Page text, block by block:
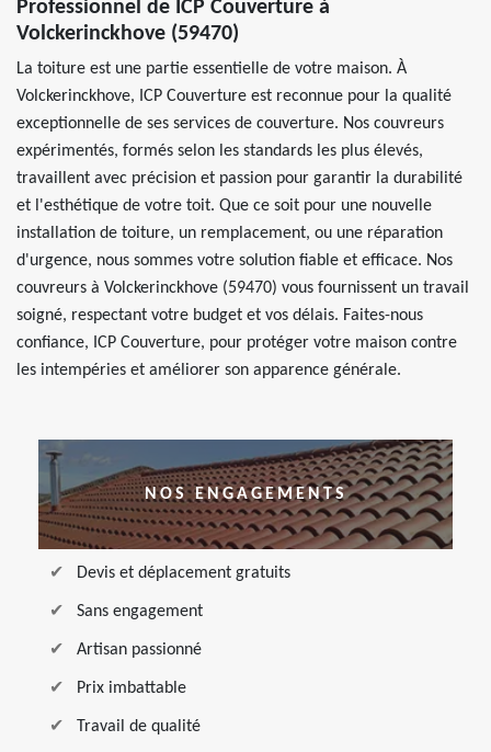
Professionnel de ICP Couverture à
Volckerinckhove (59470)
La toiture est une partie essentielle de votre maison. À
Volckerinckhove, ICP Couverture est reconnue pour la qualité
exceptionnelle de ses services de couverture. Nos couvreurs
expérimentés, formés selon les standards les plus élevés,
travaillent avec précision et passion pour garantir la durabilité
et l'esthétique de votre toit. Que ce soit pour une nouvelle
installation de toiture, un remplacement, ou une réparation
d'urgence, nous sommes votre solution fiable et efficace. Nos
couvreurs à Volckerinckhove (59470) vous fournissent un travail
soigné, respectant votre budget et vos délais. Faites-nous
confiance, ICP Couverture, pour protéger votre maison contre
les intempéries et améliorer son apparence générale.
NOS ENGAGEMENTS
Devis et déplacement gratuits
Sans engagement
Artisan passionné
Prix imbattable
Travail de qualité